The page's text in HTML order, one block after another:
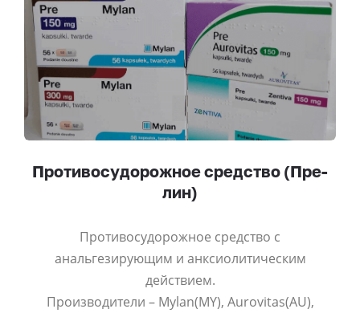
Противосудорожное средство (Пре-
лин)
Противосудорожное средство с
анальгезирующим и анксиолитическим
действием.
Производители – Mylan(MY), Aurovitas(AU),